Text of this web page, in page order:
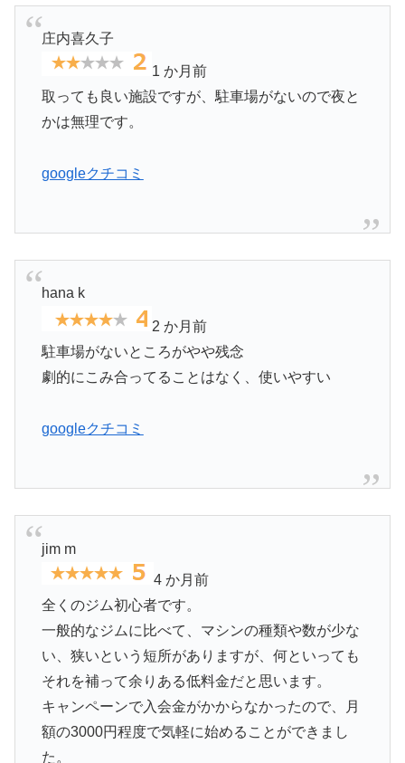
庄内喜久子
1 か月前
取っても良い施設ですが、駐車場がないので夜と
かは無理です。
googleクチコミ
hana k
2 か月前
駐車場がないところがやや残念
劇的にこみ合ってることはなく、使いやすい
googleクチコミ
jim m
4 か月前
全くのジム初心者です。
一般的なジムに比べて、マシンの種類や数が少な
い、狭いという短所がありますが、何といっても
それを補って余りある低料金だと思います。
キャンペーンで入会金がかからなかったので、月
額の3000円程度で気軽に始めることができまし
た。